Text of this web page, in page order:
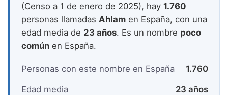
(Censo a 1 de enero de 2025), hay 1.760
personas llamadas Ahlam en España, con una
edad media de 23 años. Es un nombre poco
común en España.
Personas con este nombre en España 1.760
Edad media 23 años